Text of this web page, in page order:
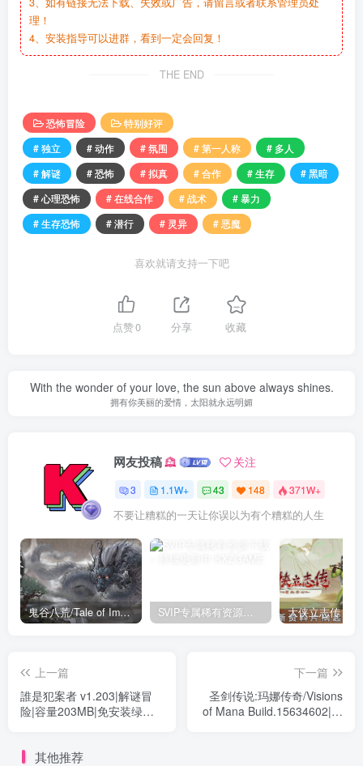
理！
4、安装指导可以进群，看到一定会回复！
THE END
恐怖冒险
特别好评
# 独立
# 动作 # 氛围 # 第一人称
# 多人
# 解谜
# 恐怖 # 拟真 # 合作 # 生存
# 黑暗
# 心理恐怖
# 在线合作 # 战术
# 暴力
# 生存恐怖
# 潜行 # 灵异 # 恶魔
喜欢就请支持一下吧
点赞0 分享 收藏
With the wonder of your love, the sun above always shines.
拥有你美丽的爱情，太阳就永远明媚
网友投稿 关注
3 1.1W+ 43 148 371W+
不要让糟糕的一天让你误以为有个糟糕的人生
鬼谷八荒/Tale of Immortal v1.2.105.259|角色扮演|容量27.4GB|免安装绿色中文版 SVIP专属稀有资源下载 – 持续更新中
上一篇
誰是犯案者 v1.203|解谜冒
险|容量203MB|免安装绿色
下一篇
圣剑传说:玛娜传奇/Visions
of Mana Build.15634602|动
其他推荐